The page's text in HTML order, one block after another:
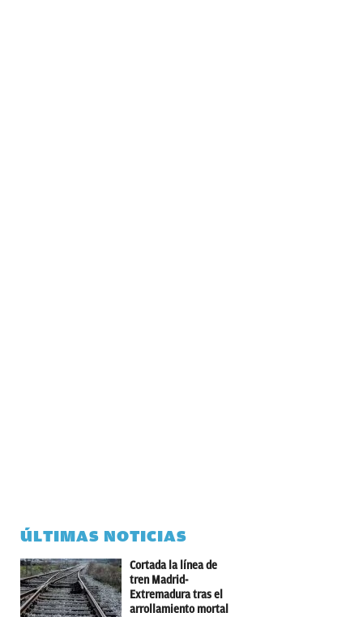
ÚLTIMAS NOTICIAS
Cortada la línea de
tren Madrid-
Extremadura tras el
arrollamiento mortal